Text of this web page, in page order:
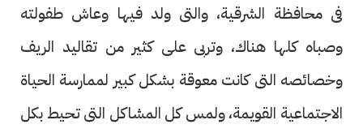
فى محافظة الشرقية، والتى ولد فيها وعاش طفولته
وصباه كلها هناك، وتربى على كثير من تقاليد الريف
وخصائصه التى كانت معوقة بشكل كبير لممارسة الحياة
الاجتماعية القويمة، ولمس كل المشاكل التى تحيط بكل